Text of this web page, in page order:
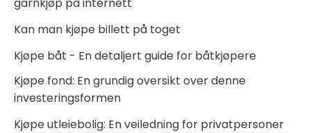
Kan man kjøpe billett på toget
Kjøpe båt - En detaljert guide for båtkjøpere
Kjøpe fond: En grundig oversikt over denne
investeringsformen
Kjøpe utleiebolig: En veiledning for privatpersoner